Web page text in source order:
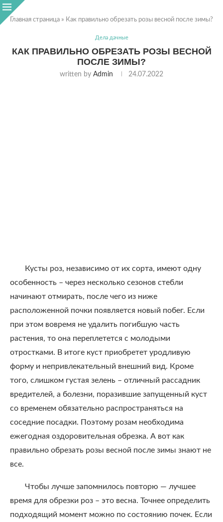
Главная страница » Как правильно обрезать розы весной после зимы?
Дела дачные
КАК ПРАВИЛЬНО ОБРЕЗАТЬ РОЗЫ ВЕСНОЙ
ПОСЛЕ ЗИМЫ?
written by Admin 24.07.2022
Кусты роз, независимо от их сорта, имеют одну
особенность – через несколько сезонов стебли
начинают отмирать, после чего из ниже
расположенной почки появляется новый побег. Если
при этом вовремя не удалить погибшую часть
растения, то она переплетется с молодыми
отростками. В итоге куст приобретет уродливую
форму и непривлекательный внешний вид. Кроме
того, слишком густая зелень – отличный рассадник
вредителей, а болезни, поразившие запущенный куст
со временем обязательно распространяться на
соседние посадки. Поэтому розам необходима
ежегодная оздоровительная обрезка. А вот как
правильно обрезать розы весной после зимы знают не
все.
Чтобы лучше запомнилось повторю — лучшее
время для обрезки роз – это весна. Точнее определить
подходящий момент можно по состоянию почек. Если